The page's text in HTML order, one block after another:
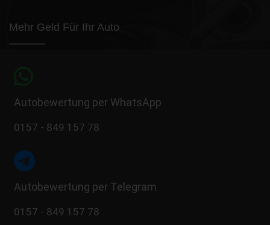
Mehr Geld Für Ihr Auto
Autobewertung per WhatsApp
0157 - 849 157 78
Autobewertung per Telegram
0157 - 849 157 78